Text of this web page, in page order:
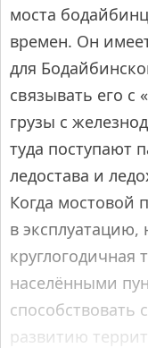
моста
времен. Он
для
связывать его с
грузы с
туда поступают
ледостава и
Когда мостовой
в эксплуатацию,
круглогодичная
населёнными
способствовать
развитию